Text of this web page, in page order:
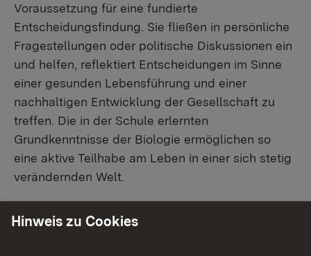
Voraussetzung für eine fundierte
Entscheidungsfindung. Sie fließen in persönliche
Fragestellungen oder politische Diskussionen ein
und helfen, reflektiert Entscheidungen im Sinne
einer gesunden Lebensführung und einer
nachhaltigen Entwicklung der Gesellschaft zu
treffen. Die in der Schule erlernten
Grundkenntnisse der Biologie ermöglichen so
eine aktive Teilhabe am Leben in einer sich stetig
verändernden Welt.
Hinweis zu Cookies